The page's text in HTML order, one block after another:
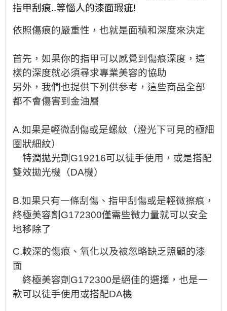
指甲刮痕..等惱人的漆面瑕疵!
依照傷痕的嚴重性，也就是面積和深度來決定
首先，如果你的指甲可以感覺到傷痕深度，這
樣的深度就必須尋求專業美容的協助
另外，我們也提供下列供參考，這些商品全部
都不會傷害到金油層
A.如果是輕微刮傷或是螺紋（燈光下可見的極細
圈狀細紋）
特潤拋光劑G19216可以徒手使用，或是搭配
雙效拋光機（DA機）
B.如果只有一條刮傷、指甲刮傷或是輕微擦痕，
終極美容劑G172300僅需些微力量就可以安全
地移除了
C.較深的傷痕、氧化以及被忽略缺乏照顧的漆
面
終極美容劑G172300是絕佳的選擇，也是一
款可以徒手使用或搭配DA機